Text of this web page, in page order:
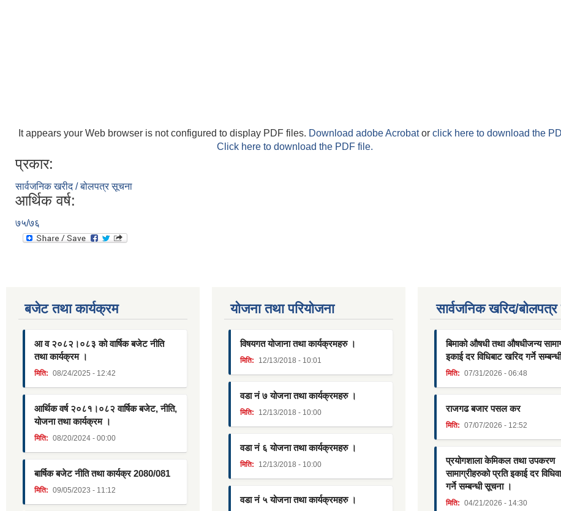
It appears your Web browser is not configured to display PDF files. Download adobe Acrobator click here to download the
Click here to download the PDF file.
प्रकार:
सार्वजनिक खरीद / बोलपत्र सूचना
आर्थिक वर्ष:
७५/७६
बजेट तथा कार्यक्रम
आ व २०८२।०८३ को वार्षिक बजेट नीति
तथा कार्यक्रम ।
मिति: 08/24/2025 - 12:42
आर्थिक वर्ष २०८१।०८२ वार्षिक बजेट, नीति,
योजना तथा कार्यक्रम ।
मिति: 08/20/2024 - 00:00
बार्षिक बजेट नीति तथा कार्यक्र 2080/081
मिति: 09/05/2023 - 11:12
याेजना तथा परियाेजना
विषयगत योजाना तथा कार्यक्रमहरु ।
मिति: 12/13/2018 - 10:01
वडा नं ७ योजना तथा कार्यक्रमहरु ।
मिति: 12/13/2018 - 10:00
वडा नं ६ योजना तथा कार्यक्रमहरु ।
मिति: 12/13/2018 - 10:00
वडा नं ५ योजना तथा कार्यक्रमहरु ।
सार्वजनिक खरिद/
बिमाको औषधी तथा औषधीजन्य
इकाई दर विधिबाट खरिद गर्ने
मिति: 07/31/2026 - 06:48
राजगढ बजार पसल कर
मिति: 07/07/2026 - 12:52
प्रयोगशाला केमिकल तथा उपकरण
सामाग्रीहरुको प्रति इकाई दर
गर्ने सम्बन्धी सूचना ।
मिति: 04/21/2026 - 14:30